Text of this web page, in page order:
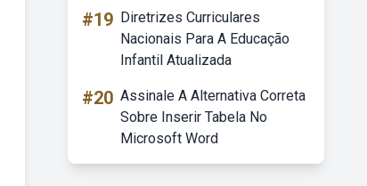
#19 Diretrizes Curriculares
Nacionais Para A Educação
Infantil Atualizada
#20 Assinale A Alternativa Correta
Sobre Inserir Tabela No
Microsoft Word